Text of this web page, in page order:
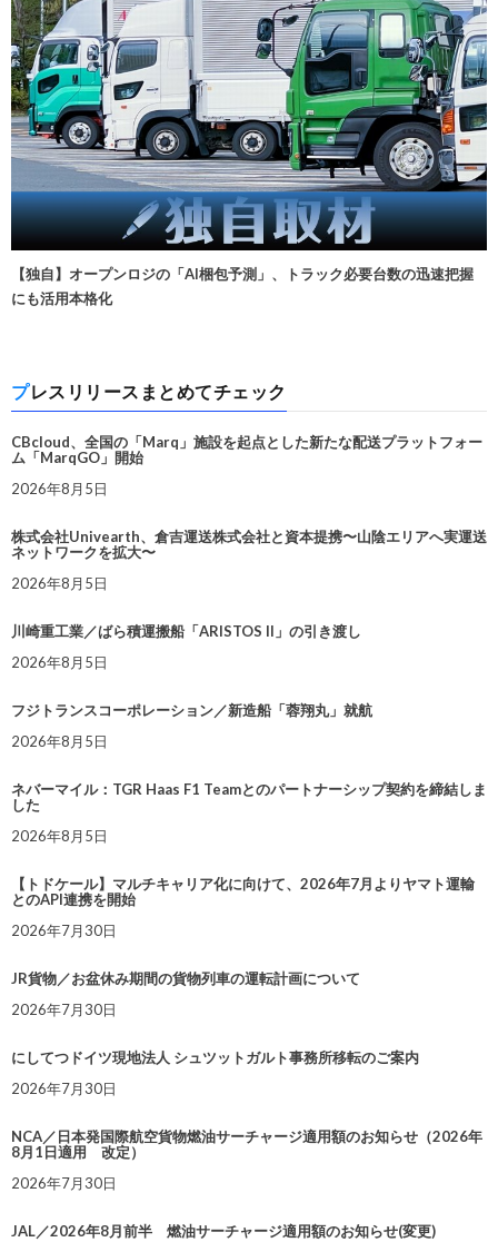
【独自】オープンロジの「AI梱包予測」、トラック必要台数の迅速把握
にも活用本格化
プレスリリースまとめてチェック
CBcloud、全国の「Marq」施設を起点とした新たな配送プラットフォー
ム「MarqGO」開始
2026年8月5日
株式会社Univearth、倉吉運送株式会社と資本提携〜山陰エリアへ実運送
ネットワークを拡大〜
2026年8月5日
川崎重工業／ばら積運搬船「ARISTOS II」の引き渡し
2026年8月5日
フジトランスコーポレーション／新造船「蓉翔丸」就航
2026年8月5日
ネバーマイル：TGR Haas F1 Teamとのパートナーシップ契約を締結しま
した
2026年8月5日
【トドケール】マルチキャリア化に向けて、2026年7月よりヤマト運輸
とのAPI連携を開始
2026年7月30日
JR貨物／お盆休み期間の貨物列車の運転計画について
2026年7月30日
にしてつドイツ現地法人 シュツットガルト事務所移転のご案内
2026年7月30日
NCA／日本発国際航空貨物燃油サーチャージ適用額のお知らせ（2026年
8月1日適用 改定）
2026年7月30日
JAL／2026年8月前半 燃油サーチャージ適用額のお知らせ(変更)